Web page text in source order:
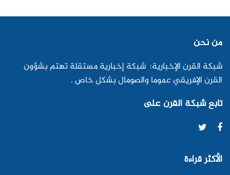
من نحن
شبكة القرن الإخبارية: شبكة إخبارية مستقلة تهتم بشؤون
القرن الإفريقي عموما والصومال بشكل خاص .
تابع شبكة القرن على
الأكثر قراءة